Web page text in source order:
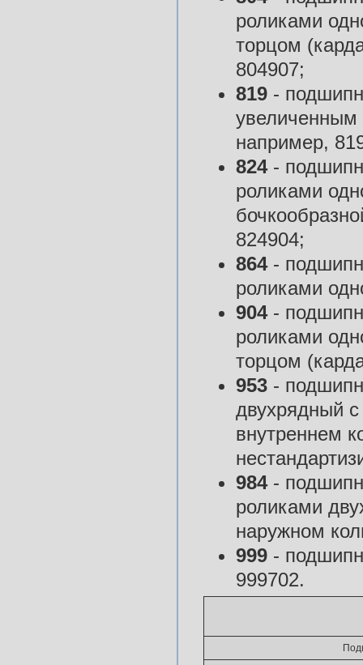
роликами
торцом
804907;
819 -
например,
824-
роликами
824904;
864-
роликами
904-
роликами
торцом
953 -
двухрядный
внутреннем
984-
роликами
наружном
999 -
999702.